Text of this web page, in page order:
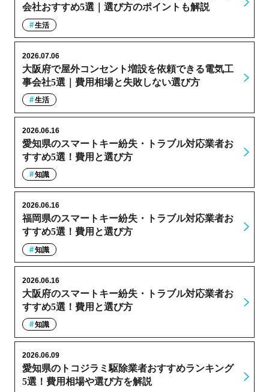
会社おすすめ5選｜選び方のポイントも解説
生活
大阪府で屋外コンセント増設を依頼できる電気工
事会社5選｜費用相場と失敗しない選び方
2026.07.06
生活
愛知県のスマートキー紛失・トラブル対応業者お
すすめ5選！費用と選び方
2026.06.16
知識
福岡県のスマートキー紛失・トラブル対応業者お
すすめ5選！費用と選び方
2026.06.16
知識
大阪府のスマートキー紛失・トラブル対応業者お
すすめ5選！費用と選び方
2026.06.16
知識
愛知県のトコジラミ駆除業者おすすめランキング
5選！費用相場や選び方を解説
2026.06.09